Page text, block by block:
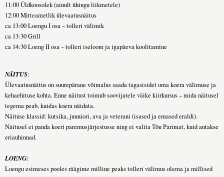
11:00 Üldkoosolek (ainult ühingu liikmetele)
12:00 Mitteametlik ülevaatusnäitus
ca 13:00 Loengu I osa – tolleri välimik
ca 13:30 Grill
ca 14:30 Loeng II osa – tolleri iseloom ja igapäeva koolitamine
NÄITUS:
Ülevaatusnäitus on suurepärane võimalus saada tagasisidet oma koera välimuse ja
kehaehituse kohta. Enne näitust toimub soovijatele väike kiirkursus – mida näitusel
tegema peab, kuidas koera näidata.
Näituse klassid: kutsika, juuniori, ava ja veterani (isased ja emased eraldi).
Näitusel ei panda koeri paremusjärjestusse ning ei valita Tõu Parimat, kuid antakse
eriauhinnad.
LOENG:
Loengu esimeses pooles räägime milline peaks tolleri välimus olema ja millised